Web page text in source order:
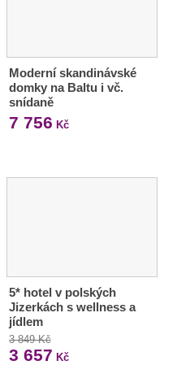
Moderní skandinávské
domky na Baltu i vč.
snídaně
7 756 Kč
5* hotel v polských
Jizerkách s wellness a
jídlem
3 849 Kč
3 657 Kč